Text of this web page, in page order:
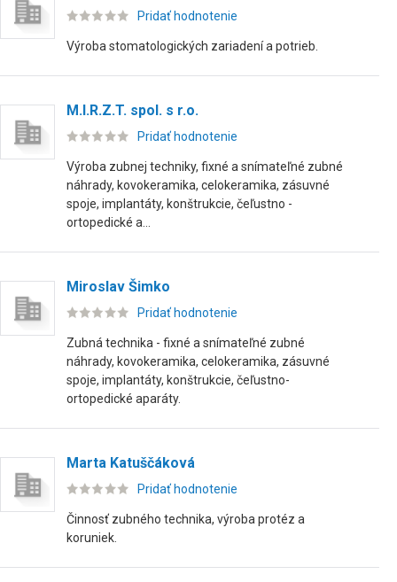
Pridať hodnotenie
Výroba stomatologických zariadení a potrieb.
M.I.R.Z.T. spol. s r.o.
Pridať hodnotenie
Výroba zubnej techniky, fixné a snímateľné zubné
náhrady, kovokeramika, celokeramika, zásuvné
spoje, implantáty, konštrukcie, čeľustno -
ortopedické a...
Miroslav Šimko
Pridať hodnotenie
Zubná technika - fixné a snímateľné zubné
náhrady, kovokeramika, celokeramika, zásuvné
spoje, implantáty, konštrukcie, čeľustno-
ortopedické aparáty.
Marta Katuščáková
Pridať hodnotenie
Činnosť zubného technika, výroba protéz a
koruniek.